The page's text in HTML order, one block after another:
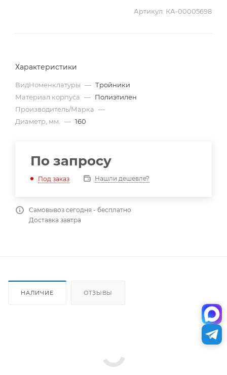
Артикул: КА-00005698
Характеристики
ВидНоменклатуры — Тройники
Материал корпуса — Полиэтилен
Производитель/Марка —
Диаметр, мм.
— 160
По запросу
Под заказ Нашли дешевле?
Самовывоз сегодня - бесплатно
Доставка завтра
НАЛИЧИЕ ОТЗЫВЫ